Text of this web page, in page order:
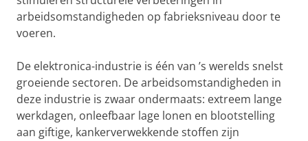
arbeidsomstandigheden op fabrieksniveau door te
voeren.
De elektronica-industrie is één van ’s werelds snelst
groeiende sectoren. De arbeidsomstandigheden in
deze industrie is zwaar ondermaats: extreem lange
werkdagen, onleefbaar lage lonen en blootstelling
aan giftige, kankerverwekkende stoffen zijn